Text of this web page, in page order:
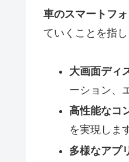
車のスマートフ
ていくことを指
大画面ディ
ーション、
高性能なコ
を実現しま
多様なアプ